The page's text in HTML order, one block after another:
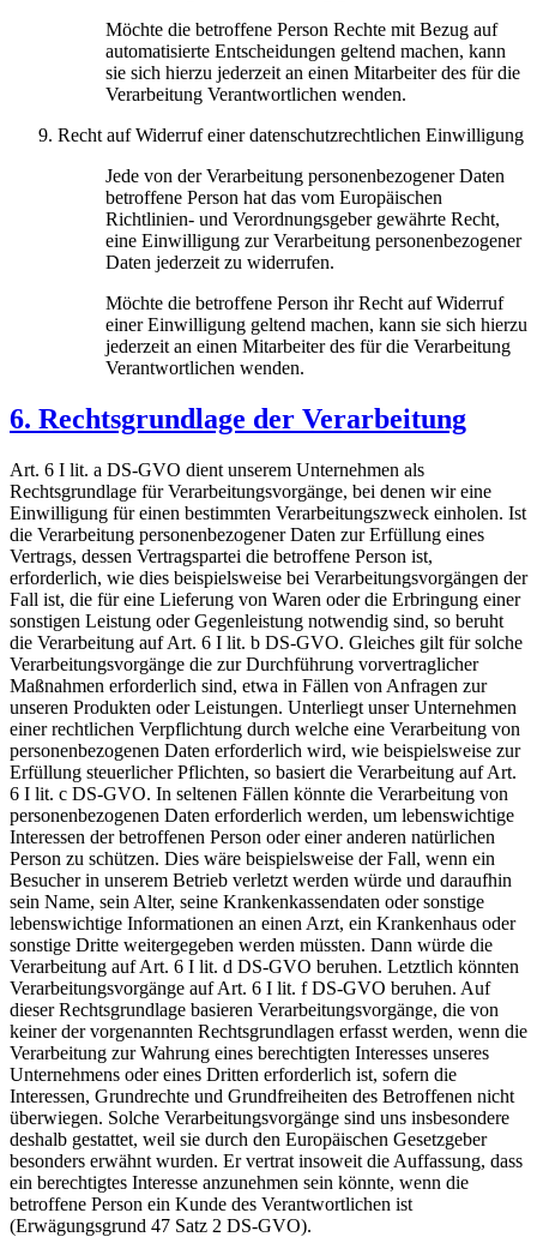
Möchte die betroffene Person Rechte mit Bezug auf
automatisierte Entscheidungen geltend machen, kann
sie sich hierzu jederzeit an einen Mitarbeiter des für die
Verarbeitung Verantwortlichen wenden.
Recht auf Widerruf einer datenschutzrechtlichen Einwilligung
Jede von der Verarbeitung personenbezogener Daten
betroffene Person hat das vom Europäischen
Richtlinien- und Verordnungsgeber gewährte Recht,
eine Einwilligung zur Verarbeitung personenbezogener
Daten jederzeit zu widerrufen.
Möchte die betroffene Person ihr Recht auf Widerruf
einer Einwilligung geltend machen, kann sie sich hierzu
jederzeit an einen Mitarbeiter des für die Verarbeitung
Verantwortlichen wenden.
6. Rechtsgrundlage der Verarbeitung
Art. 6 I lit. a DS-GVO dient unserem Unternehmen als
Rechtsgrundlage für Verarbeitungsvorgänge, bei denen wir eine
Einwilligung für einen bestimmten Verarbeitungszweck einholen. Ist
die Verarbeitung personenbezogener Daten zur Erfüllung eines
Vertrags, dessen Vertragspartei die betroffene Person ist,
erforderlich, wie dies beispielsweise bei Verarbeitungsvorgängen der
Fall ist, die für eine Lieferung von Waren oder die Erbringung einer
sonstigen Leistung oder Gegenleistung notwendig sind, so beruht
die Verarbeitung auf Art. 6 I lit. b DS-GVO. Gleiches gilt für solche
Verarbeitungsvorgänge die zur Durchführung vorvertraglicher
Maßnahmen erforderlich sind, etwa in Fällen von Anfragen zur
unseren Produkten oder Leistungen. Unterliegt unser Unternehmen
einer rechtlichen Verpflichtung durch welche eine Verarbeitung von
personenbezogenen Daten erforderlich wird, wie beispielsweise zur
Erfüllung steuerlicher Pflichten, so basiert die Verarbeitung auf Art.
6 I lit. c DS-GVO. In seltenen Fällen könnte die Verarbeitung von
personenbezogenen Daten erforderlich werden, um lebenswichtige
Interessen der betroffenen Person oder einer anderen natürlichen
Person zu schützen. Dies wäre beispielsweise der Fall, wenn ein
Besucher in unserem Betrieb verletzt werden würde und daraufhin
sein Name, sein Alter, seine Krankenkassendaten oder sonstige
lebenswichtige Informationen an einen Arzt, ein Krankenhaus oder
sonstige Dritte weitergegeben werden müssten. Dann würde die
Verarbeitung auf Art. 6 I lit. d DS-GVO beruhen. Letztlich könnten
Verarbeitungsvorgänge auf Art. 6 I lit. f DS-GVO beruhen. Auf
dieser Rechtsgrundlage basieren Verarbeitungsvorgänge, die von
keiner der vorgenannten Rechtsgrundlagen erfasst werden, wenn die
Verarbeitung zur Wahrung eines berechtigten Interesses unseres
Unternehmens oder eines Dritten erforderlich ist, sofern die
Interessen, Grundrechte und Grundfreiheiten des Betroffenen nicht
überwiegen. Solche Verarbeitungsvorgänge sind uns insbesondere
deshalb gestattet, weil sie durch den Europäischen Gesetzgeber
besonders erwähnt wurden. Er vertrat insoweit die Auffassung, dass
ein berechtigtes Interesse anzunehmen sein könnte, wenn die
betroffene Person ein Kunde des Verantwortlichen ist
(Erwägungsgrund 47 Satz 2 DS-GVO).